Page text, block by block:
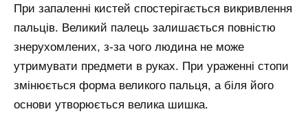
При запаленні кистей спостерігається викривлення
пальців. Великий палець залишається повністю
знерухомлених, з-за чого людина не може
утримувати предмети в руках. При ураженні стопи
змінюється форма великого пальця, а біля його
основи утворюється велика шишка.